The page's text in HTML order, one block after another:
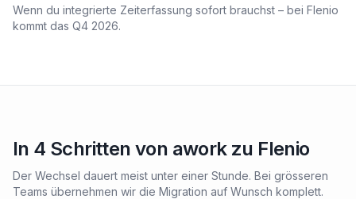
Wenn du integrierte Zeiterfassung sofort brauchst – bei Flenio
kommt das Q4 2026.
In 4 Schritten von awork zu Flenio
Der Wechsel dauert meist unter einer Stunde. Bei grösseren
Teams übernehmen wir die Migration auf Wunsch komplett.